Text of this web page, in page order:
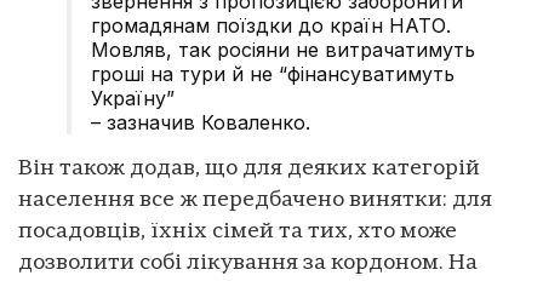
громадянам поїздки до країн НАТО.
Мовляв, так росіяни не витрачатимуть
гроші на тури й не “фінансуватимуть
Україну”
– зазначив Коваленко.
Він також додав, що для деяких категорій
населення все ж передбачено винятки: для
посадовців, їхніх сімей та тих, хто може
дозволити собі лікування за кордоном. На